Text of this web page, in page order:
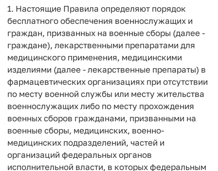
1. Настоящие Правила определяют порядок
бесплатного обеспечения военнослужащих и
граждан, призванных на военные сборы (далее -
граждане), лекарственными препаратами для
медицинского применения, медицинскими
изделиями (далее - лекарственные препараты) в
фармацевтических организациях при отсутствии
по месту военной службы или месту жительства
военнослужащих либо по месту прохождения
военных сборов гражданами, призванными на
военные сборы, медицинских, военно-
медицинских подразделений, частей и
организаций федеральных органов
исполнительной власти, в которых федеральным